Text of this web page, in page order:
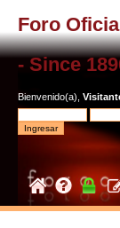
Foro
- Since
Bienvenido(a),